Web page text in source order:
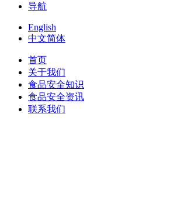
导航
English
中文简体
首页
关于我们
食品安全知识
食品安全资讯
联系我们